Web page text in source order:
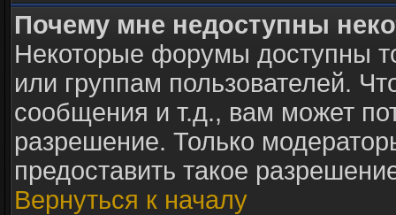
Почему мне недоступны
Некоторые форумы доступны
или группам пользователей.
сообщения и т.д., вам может
разрешение. Только
предоставить такое
Вернуться к началу